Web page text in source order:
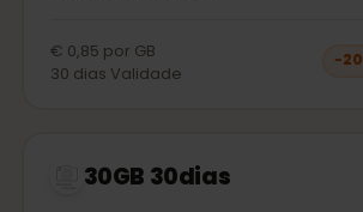
€ 0,85 por GB
30 dias Validade
−20
30GB 30dias